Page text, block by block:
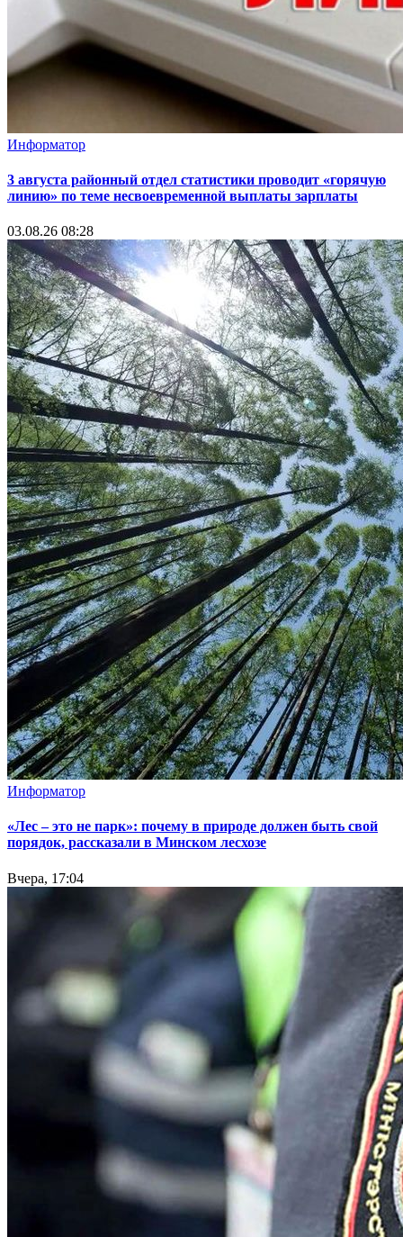
Информатор
3 августа районный отдел статистики проводит «горячую
линию» по теме несвоевременной выплаты зарплаты
03.08.26 08:28
Информатор
«Лес – это не парк»: почему в природе должен быть свой
порядок, рассказали в Минском лесхозе
Вчера, 17:04